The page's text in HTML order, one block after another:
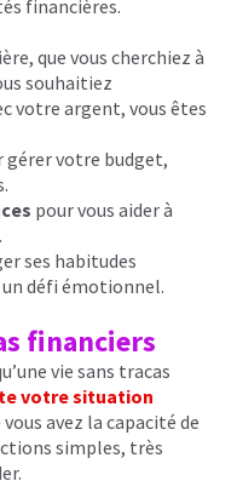
financières.
que vous cherchiez à
souhaitiez
votre argent, vous êtes
gérer votre budget,
pour vous aider à
ses habitudes
défi émotionnel.
financiers
vie sans tracas
votre situation
avez la capacité de
simples, très